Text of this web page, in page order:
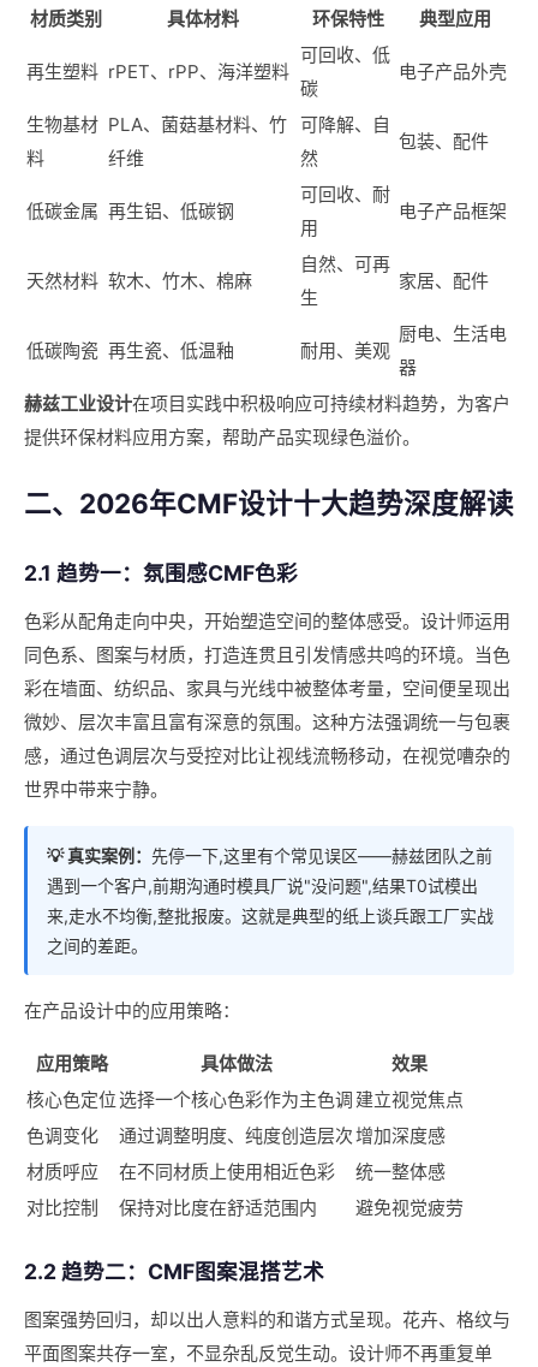
材质类别 具体材料 环保特性 典型应用
再生塑料 rPET、rPP、海洋塑料
可回收、低
碳
电子产品外壳
生物基材
料
PLA、菌菇基材料、竹
纤维
可降解、自
然
包装、配件
低碳金属 再生铝、低碳钢
可回收、耐
用
电子产品框架
天然材料 软木、竹木、棉麻
自然、可再
生
家居、配件
低碳陶瓷 再生瓷、低温釉 耐用、美观
厨电、生活电
器
赫兹工业设计在项目实践中积极响应可持续材料趋势，为客户
提供环保材料应用方案，帮助产品实现绿色溢价。
二、2026年CMF设计十大趋势深度解读
2.1 趋势一：氛围感CMF色彩
色彩从配角走向中央，开始塑造空间的整体感受。设计师运用
同色系、图案与材质，打造连贯且引发情感共鸣的环境。当色
彩在墙面、纺织品、家具与光线中被整体考量，空间便呈现出
微妙、层次丰富且富有深意的氛围。这种方法强调统一与包裹
感，通过色调层次与受控对比让视线流畅移动，在视觉嘈杂的
世界中带来宁静。
💡 真实案例： 先停一下,这里有个常见误区——赫兹团队之前
遇到一个客户,前期沟通时模具厂说"没问题",结果T0试模出
来,走水不均衡,整批报废。这就是典型的纸上谈兵跟工厂实战
之间的差距。
在产品设计中的应用策略：
应用策略 具体做法
效果
核心色定位选择一个核心色彩作为主色调 建立视觉焦点
色调变化
通过调整明度、纯度创造层次增加深度感
材质呼应
在不同材质上使用相近色彩
统一整体感
对比控制
保持对比度在舒适范围内 避免视觉疲劳
2.2 趋势二：CMF图案混搭艺术
图案强势回归，却以出人意料的和谐方式呈现。花卉、格纹与
平面图案共存一室，不显杂乱反觉生动。设计师不再重复单